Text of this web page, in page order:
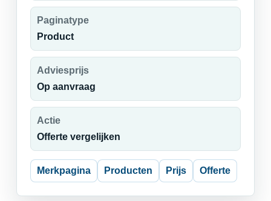
Paginatype
Product
Adviesprijs
Op aanvraag
Actie
Offerte vergelijken
Merkpagina Producten Prijs Offerte